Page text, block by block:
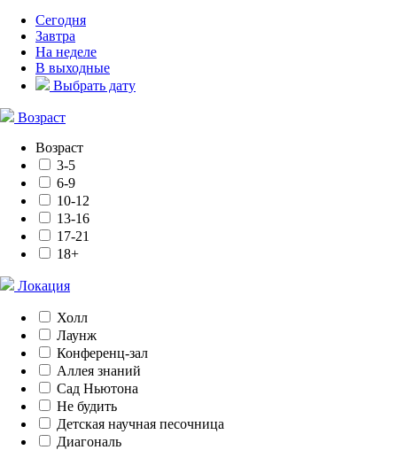
Сегодня
Завтра
На неделе
В выходные
Выбрать дату
Возраст
Возраст
3-5
6-9
10-12
13-16
17-21
18+
Локация
Холл
Лаунж
Конференц-зал
Аллея знаний
Сад Ньютона
Не будить
Детская научная песочница
Диагональ